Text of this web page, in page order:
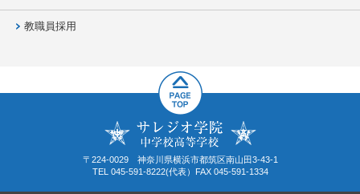
教職員採用
〒224-0029 神奈川県横浜市都筑区南山田3-43-1
TEL 045-591-8222(代表）FAX 045-591-1334